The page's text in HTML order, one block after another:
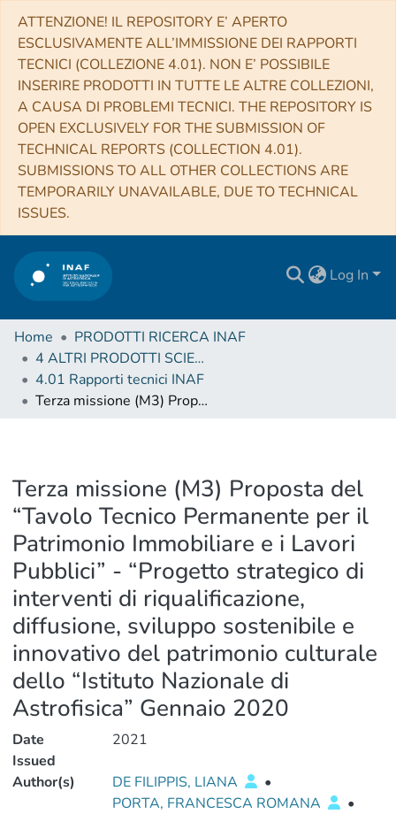
ATTENZIONE! IL REPOSITORY E’ APERTO
ESCLUSIVAMENTE ALL’IMMISSIONE DEI RAPPORTI
TECNICI (COLLEZIONE 4.01). NON E’ POSSIBILE
INSERIRE PRODOTTI IN TUTTE LE ALTRE COLLEZIONI,
A CAUSA DI PROBLEMI TECNICI. THE REPOSITORY IS
OPEN EXCLUSIVELY FOR THE SUBMISSION OF
TECHNICAL REPORTS (COLLECTION 4.01).
SUBMISSIONS TO ALL OTHER COLLECTIONS ARE
TEMPORARILY UNAVAILABLE, DUE TO TECHNICAL
ISSUES.
Log In
Home
PRODOTTI RICERCA INAF
4 ALTRI PRODOTTI SCIENTIFICI (Other scientific products)
4.01 Rapporti tecnici INAF
Terza missione (M3) Proposta del “Tavolo Tecnico Permanente per il Patrimonio Immobiliare e i Lavori Pubblici” - “Progetto strategico di interventi di riqualificazione, diffusione, sviluppo sostenibile e innovativo del patrimonio culturale dello “Istituto Nazionale di Astrofisica” Gennaio 2020
Terza missione (M3) Proposta del
“Tavolo Tecnico Permanente per il
Patrimonio Immobiliare e i Lavori
Pubblici” - “Progetto strategico di
interventi di riqualificazione,
diffusione, sviluppo sostenibile e
innovativo del patrimonio culturale
dello “Istituto Nazionale di
Astrofisica” Gennaio 2020
Date
Issued
2021
Author(s) DE FILIPPIS, LIANA
•
PORTA, FRANCESCA ROMANA
•